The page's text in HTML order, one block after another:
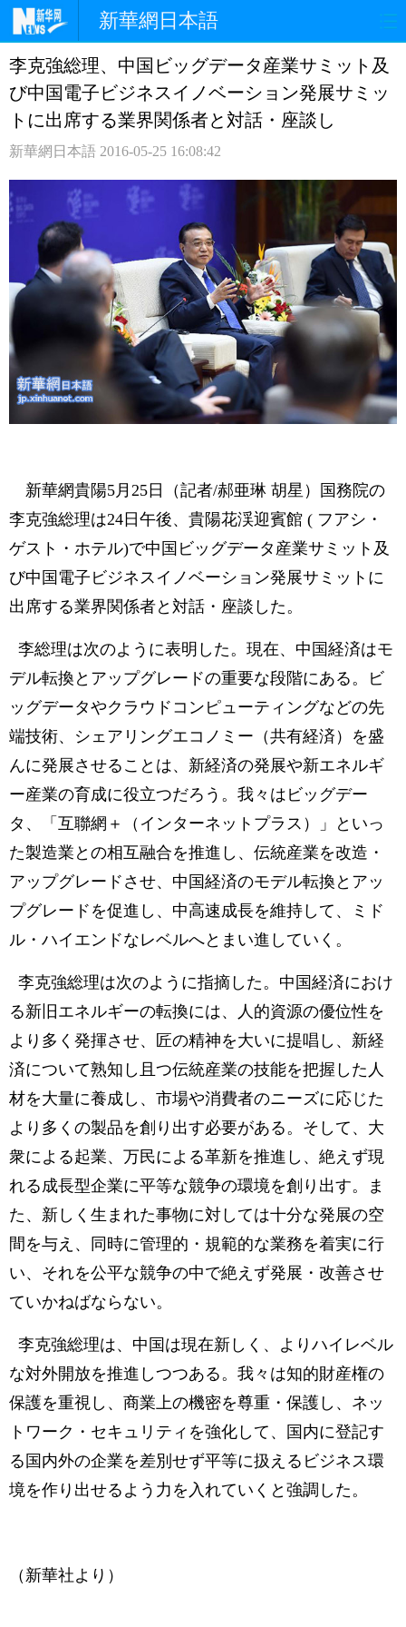
新華網日本語
ホームページ 政治 経済
社会 文化 エンタメ
観光 評論
中日対訳
李克強総理、中国ビッグデータ産業サミット及
び中国電子ビジネスイノベーション発展サミッ
トに出席する業界関係者と対話・座談し
新華網日本語 2016-05-25 16:08:42
新華網貴陽5月25日（記者/郝亜琳 胡星）国務院の
李克強総理は24日午後、貴陽花渓迎賓館 ( フアシ・
ゲスト・ホテル)で中国ビッグデータ産業サミット及
び中国電子ビジネスイノベーション発展サミットに
出席する業界関係者と対話・座談した。
李総理は次のように表明した。現在、中国経済はモ
デル転換とアップグレードの重要な段階にある。ビ
ッグデータやクラウドコンピューティングなどの先
端技術、シェアリングエコノミー（共有経済）を盛
んに発展させることは、新経済の発展や新エネルギ
ー産業の育成に役立つだろう。我々はビッグデー
タ、「互聯網＋（インターネットプラス）」といっ
た製造業との相互融合を推進し、伝統産業を改造・
アップグレードさせ、中国経済のモデル転換とアッ
プグレードを促進し、中高速成長を維持して、ミド
ル・ハイエンドなレベルへとまい進していく。
李克強総理は次のように指摘した。中国経済におけ
る新旧エネルギーの転換には、人的資源の優位性を
より多く発揮させ、匠の精神を大いに提唱し、新経
済について熟知し且つ伝統産業の技能を把握した人
材を大量に養成し、市場や消費者のニーズに応じた
より多くの製品を創り出す必要がある。そして、大
衆による起業、万民による革新を推進し、絶えず現
れる成長型企業に平等な競争の環境を創り出す。ま
た、新しく生まれた事物に対しては十分な発展の空
間を与え、同時に管理的・規範的な業務を着実に行
い、それを公平な競争の中で絶えず発展・改善させ
ていかねばならない。
李克強総理は、中国は現在新しく、よりハイレベル
な対外開放を推進しつつある。我々は知的財産権の
保護を重視し、商業上の機密を尊重・保護し、ネッ
トワーク・セキュリティを強化して、国内に登記す
る国内外の企業を差別せず平等に扱えるビジネス環
境を作り出せるよう力を入れていくと強調した。
（新華社より）